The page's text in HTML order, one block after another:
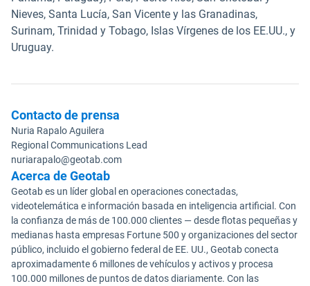
Nieves, Santa Lucía, San Vicente y las Granadinas,
Surinam, Trinidad y Tobago, Islas Vírgenes de los EE.UU., y
Uruguay.
Contacto de prensa
Nuria Rapalo Aguilera
Regional Communications Lead
nuriarapalo@geotab.com
Acerca de Geotab
Geotab es un líder global en operaciones conectadas,
videotelemática e información basada en inteligencia artificial. Con
la confianza de más de 100.000 clientes — desde flotas pequeñas y
medianas hasta empresas Fortune 500 y organizaciones del sector
público, incluido el gobierno federal de EE. UU., Geotab conecta
aproximadamente 6 millones de vehículos y activos y procesa
100.000 millones de puntos de datos diariamente. Con las